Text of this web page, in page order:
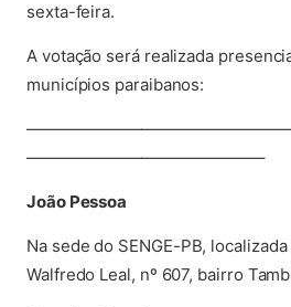
sexta-feira.
A votação será realizada
municípios paraibanos:
——————————————–
João Pessoa
Na sede do SENGE-PB,
Walfredo Leal, nº 607, bairro